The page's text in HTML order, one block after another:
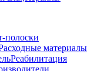
полоски
материалы
Реабилитация